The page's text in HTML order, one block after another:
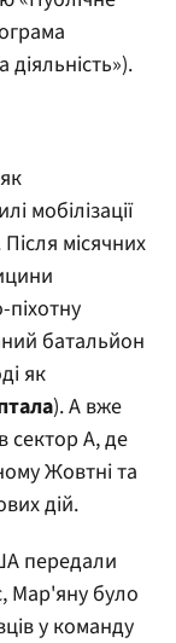
мобілізації
місячних
батальйон
як
). А вже
сектор А, де
Жовтні та
дій.
передали
Мар'яну було
у команду